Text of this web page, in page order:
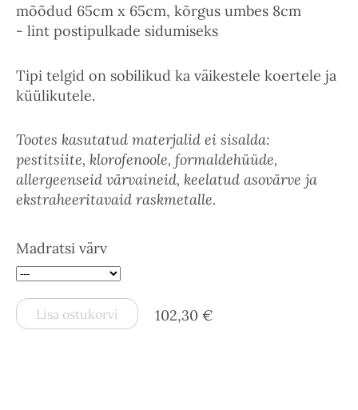
mõõdud 65cm x 65cm, kõrgus umbes 8cm
- lint postipulkade sidumiseks
Tipi telgid on sobilikud ka väikestele koertele ja
küülikutele.
Tootes kasutatud materjalid ei sisalda:
pestitsiite, klorofenoole, formaldehüüde,
allergeenseid värvaineid, keelatud asovärve ja
ekstraheeritavaid raskmetalle.
Madratsi värv
Lisa ostukorvi 102,30 €